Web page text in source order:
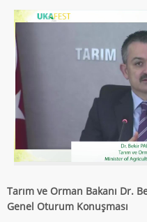
Tarım ve Orman Bakanı Dr.
Genel Oturum Konuşması